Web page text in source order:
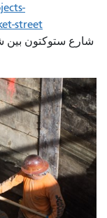
street
شارع ستوكتون